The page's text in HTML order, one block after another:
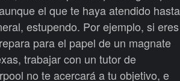
el que te haya atendido hasta
estupendo. Por ejemplo, si eres
para el papel de un magnate
trabajar con un tutor de
no te acercará a tu objetivo, e